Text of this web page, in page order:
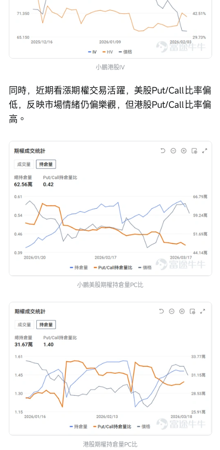
小鵬港股IV
同時，近期看漲期權交易活躍，美股Put/Call比率偏
低，反映市場情緒仍偏樂觀，但港股Put/Call比率偏
高。
小鵬美股期權持倉量PC比
港股期權持倉量PC比